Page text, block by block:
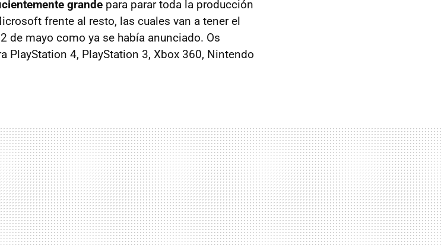
grande para parar toda la producción
frente al resto, las cuales van a tener el
de mayo como ya se había anunciado. Os
PlayStation 4, PlayStation 3, Xbox 360, Nintendo